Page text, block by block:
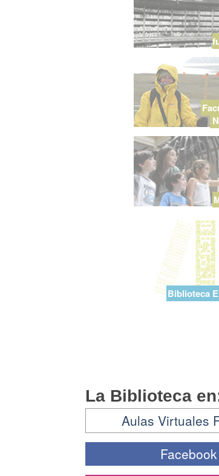
Biblioteca
La Biblioteca
Aulas Virtuales
Facebook